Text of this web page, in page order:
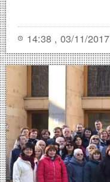
14:38 , 03/11/2017